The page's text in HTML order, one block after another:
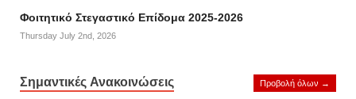
Φοιτητικό Στεγαστικό Επίδομα 2025-2026
Thursday July 2nd, 2026
Σημαντικές Ανακοινώσεις Προβολή όλων →